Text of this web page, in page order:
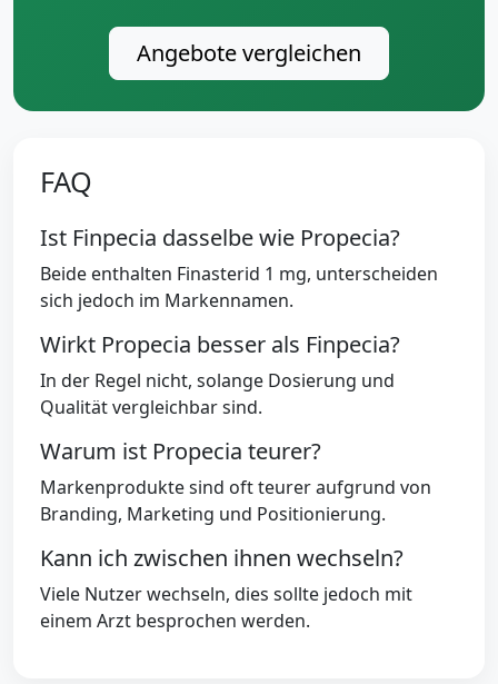
Angebote vergleichen
FAQ
Ist Finpecia dasselbe wie Propecia?
Beide enthalten Finasterid 1 mg, unterscheiden
sich jedoch im Markennamen.
Wirkt Propecia besser als Finpecia?
In der Regel nicht, solange Dosierung und
Qualität vergleichbar sind.
Warum ist Propecia teurer?
Markenprodukte sind oft teurer aufgrund von
Branding, Marketing und Positionierung.
Kann ich zwischen ihnen wechseln?
Viele Nutzer wechseln, dies sollte jedoch mit
einem Arzt besprochen werden.